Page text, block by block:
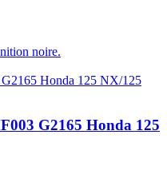
noire.
G2165 Honda 125